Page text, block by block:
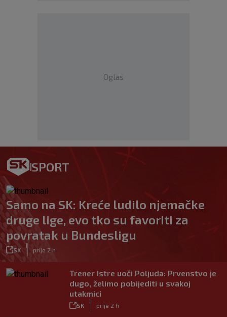
Oglas
SPORT
Samo na SK: Kreće ludilo njemačke
druge lige, evo tko su favoriti za
povratak u Bundesligu
SK prije 2 h
Trener Istre uoči Poljuda: Prvenstvo je
dugo, želimo pobijediti u svakoj
utakmici
SK prije 2 h